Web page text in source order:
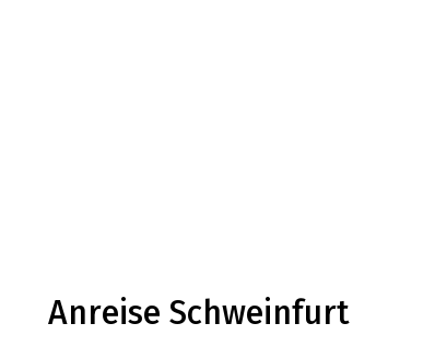
Anreise Schweinfurt